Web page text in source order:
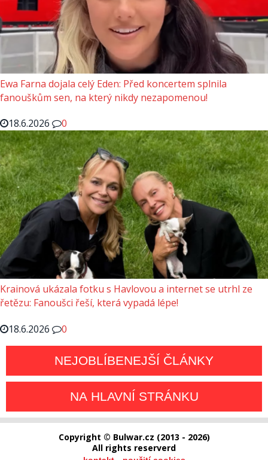
Ewa Farna dojala celý Eden: Před koncertem splnila
fanouškům sen, na který nikdy nezapomenou!
18.6.2026
0
Krainová ukázala fotku s Havlovou a internet se utrhl ze
řetězu: Fanoušci řeší, která vypadá lépe!
18.6.2026
0
NEJOBLÍBENEJŠÍ ČLÁNKY
NA HLAVNÍ STRÁNKU
Copyright © Bulwar.cz (2013 - 2026)
All rights reserverd